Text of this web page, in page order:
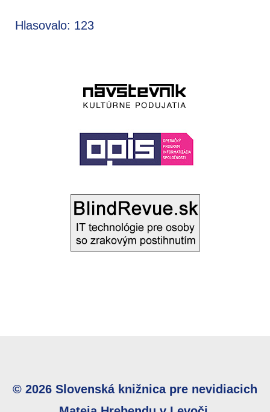
Hlasovalo: 123
© 2026 Slovenská knižnica pre nevidiacich